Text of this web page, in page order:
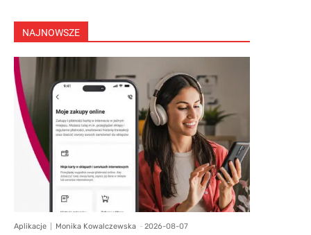
NAJNOWSZE
Aplikacje Monika Kowalczewska - 2026-08-07